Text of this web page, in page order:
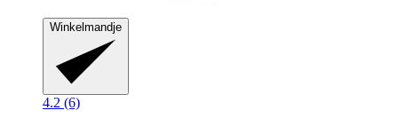
Winkelmandje
4.2 (6)